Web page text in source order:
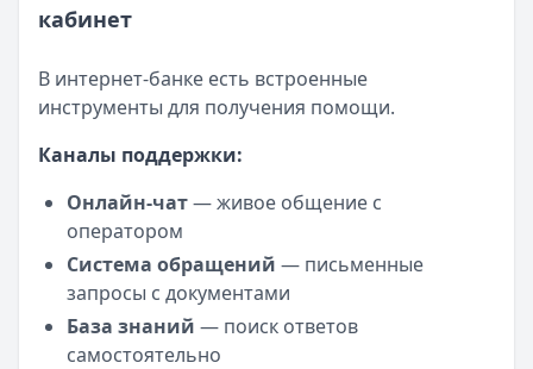
кабинет
В интернет-банке есть встроенные
инструменты для получения помощи.
Каналы поддержки:
Онлайн-чат— живое общение с
оператором
Система обращений — письменные
запросы с документами
База знаний — поиск ответов
самостоятельно